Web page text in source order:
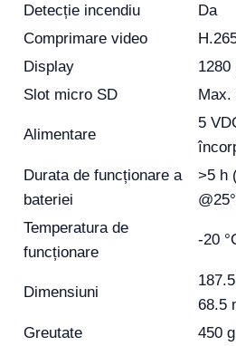
Detecție incendiu
Da
Comprimare video
Display
1280
Slot micro SD
Max.
Alimentare
5
Durata de funcționare a
bateriei
>5 h
Temperatura de
funcționare
-20
Dimensiuni
68.5
Greutate
450 g